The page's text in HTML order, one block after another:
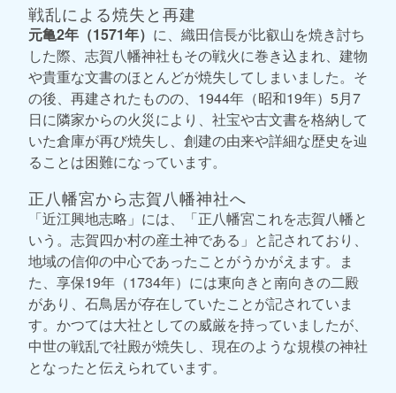
戦乱による焼失と再建
元亀2年（1571年） に、織田信長が比叡山を焼き討ち
した際、志賀八幡神社もその戦火に巻き込まれ、建物
や貴重な文書のほとんどが焼失してしまいました。そ
の後、再建されたものの、1944年（昭和19年）5月7
日に隣家からの火災により、社宝や古文書を格納して
いた倉庫が再び焼失し、創建の由来や詳細な歴史を辿
ることは困難になっています。
正八幡宮から志賀八幡神社へ
「近江興地志略」には、「正八幡宮これを志賀八幡と
いう。志賀四か村の産土神である」と記されており、
地域の信仰の中心であったことがうかがえます。ま
た、享保19年（1734年）には東向きと南向きの二殿
があり、石鳥居が存在していたことが記されていま
す。かつては大社としての威厳を持っていましたが、
中世の戦乱で社殿が焼失し、現在のような規模の神社
となったと伝えられています。